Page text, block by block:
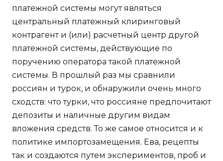
платежной системы могут являться
центральный платежный клиринговый
контрагент и (или) расчетный центр другой
платежной системы, действующие по
поручению оператора такой платежной
системы. В прошлый раз мы сравнили
россиян и турок, и обнаружили очень много
сходств: что турки, что россияне предпочитают
депозиты и наличные другим видам
вложения средств. То же самое относится и к
политике импортозамещения. Ева, рецепты
так и создаются путем экспериментов, проб и